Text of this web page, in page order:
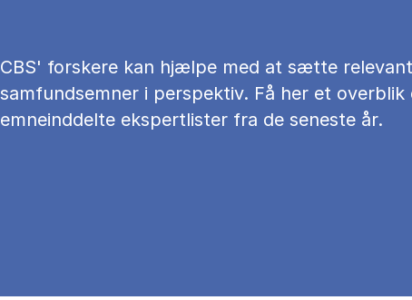
CBS' forskere kan hjælpe med at sætte
samfundsemner i perspektiv. Få her et overblik
emneinddelte ekspertlister fra de seneste år.